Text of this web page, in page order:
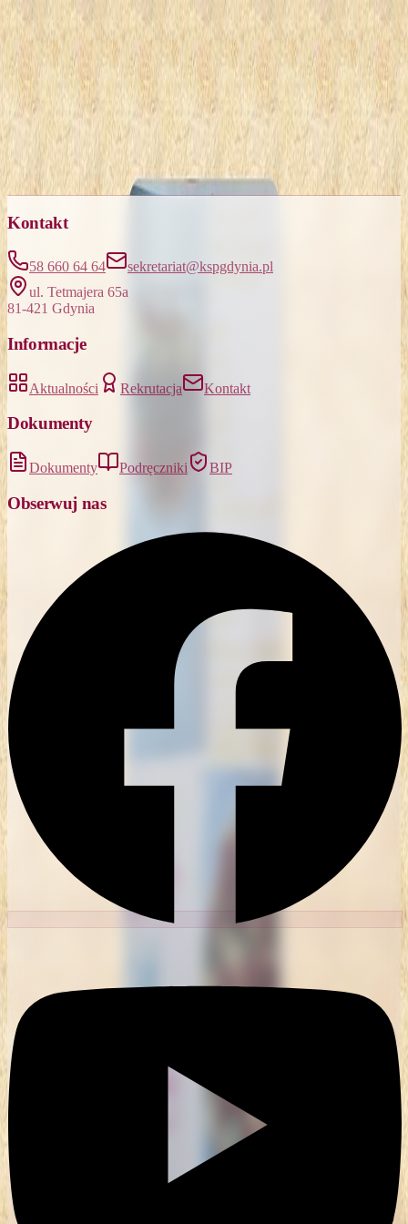
Galeria
RODZINNE KOLĘDOWANIE
W KSP
Kontakt
58 660 64 64
sekretariat@kspgdynia.pl
ul. Tetmajera 65a
81-421 Gdynia
Informacje
Aktualności Rekrutacja Kontakt
Dokumenty
Dokumenty Podręczniki BIP
Obserwuj nas